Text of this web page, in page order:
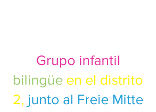
Grupo infantil
bilingüe en el distrito
2, junto al Freie Mitte